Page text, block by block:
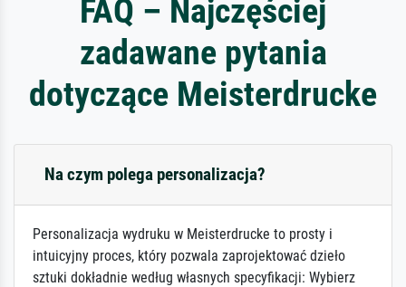
FAQ – Najczęściej
zadawane pytania
dotyczące Meisterdrucke
Na czym polega personalizacja?
Personalizacja wydruku w Meisterdrucke to prosty i
intuicyjny proces, który pozwala zaprojektować dzieło
sztuki dokładnie według własnych specyfikacji: Wybierz